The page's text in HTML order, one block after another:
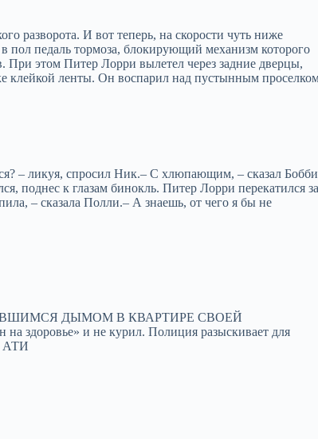
разворота. И вот теперь, на скорости чуть ниже
пол педаль тормоза, блокирующий механизм которого
При этом Питер Лорри вылетел через задние дверцы,
клейкой ленты. Он воспарил над пустынным
– ликуя, спросил Ник.– С хлюпающим, – сказал Бобби
поднес к глазам бинокль. Питер Лорри перекатился за
– сказала Полли.– А знаешь, от чего я бы не
ДЫМОМ В КВАРТИРЕ СВОЕЙ
здоровье» и не курил. Полиция разыскивает для
АТИ